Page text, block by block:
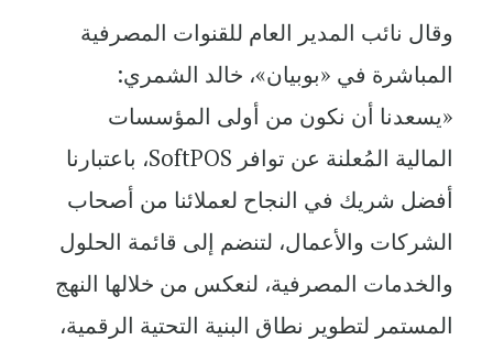
وقال نائب المدير العام للقنوات المصرفية
المباشرة في «بوبيان»، خالد الشمري:
«يسعدنا أن نكون من أولى المؤسسات
المالية المُعلنة عن توافر SoftPOS، باعتبارنا
أفضل شريك في النجاح لعملائنا من أصحاب
الشركات والأعمال، لتنضم إلى قائمة الحلول
والخدمات المصرفية، لنعكس من خلالها النهج
المستمر لتطوير نطاق البنية التحتية الرقمية،